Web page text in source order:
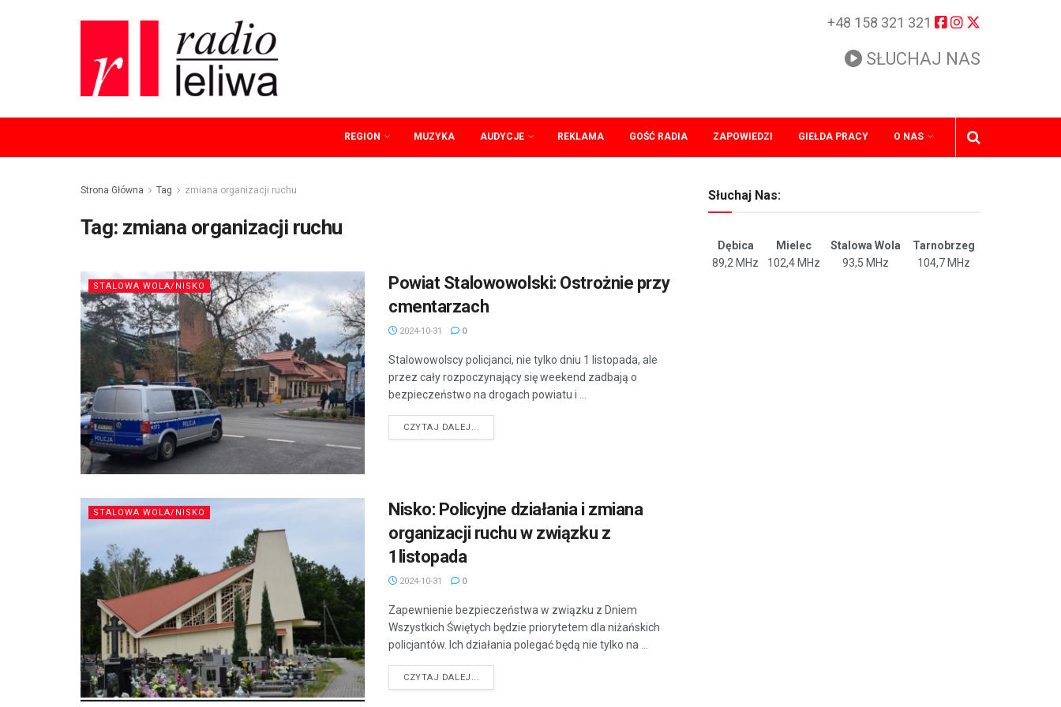
+48 158 321 321
SŁUCHAJ NAS
REGION MUZYKA AUDYCJE REKLAMA GOŚĆ RADIA ZAPOWIEDZI GIEŁDA PRACY O NAS
Strona Główna Tag zmiana organizacji ruchu
Tag: zmiana organizacji ruchu
STALOWA WOLA/NISKO
Powiat Stalowowolski: Ostrożnie przy
cmentarzach
2024-10-31 0
Stalowowolscy policjanci, nie tylko dniu 1 listopada, ale
przez cały rozpoczynający się weekend zadbają o
bezpieczeństwo na drogach powiatu i ...
CZYTAJ DALEJ...
STALOWA WOLA/NISKO
Nisko: Policyjne działania i zmiana
organizacji ruchu w związku z
1listopada
2024-10-31 0
Zapewnienie bezpieczeństwa w związku z Dniem
Wszystkich Świętych będzie priorytetem dla niżańskich
policjantów. Ich działania polegać będą nie tylko na ...
CZYTAJ DALEJ...
Słuchaj Nas:
Dębica Mielec Stalowa Wola
Tarnobrzeg
89,2 MHz
102,4 MHz 93,5 MHz 104,7 MHz